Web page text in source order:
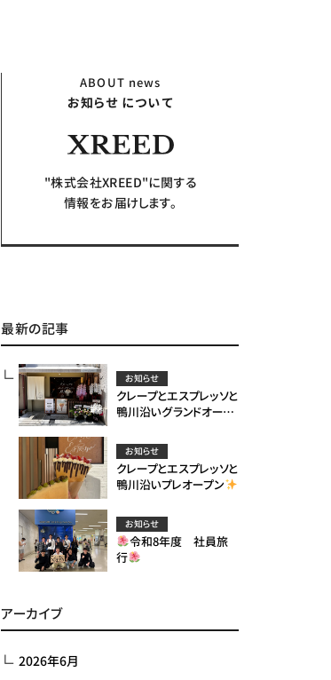
ABOUT news
お知らせ について
"株式会社XREED"に関する
情報をお届けします。
最新の記事
お知らせ
クレープとエスプレッソと
鴨川沿いグランドオープ
お知らせ
クレープとエスプレッソと
鴨川沿いプレオープン
お知らせ
令和8年度 社員旅
行
アーカイブ
2026年6月